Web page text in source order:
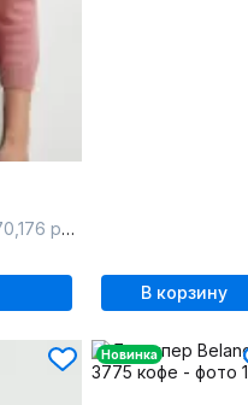
В корзину
Новинка